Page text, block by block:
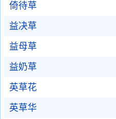
倚待草
益决草
益母草
益奶草
英草花
英草华